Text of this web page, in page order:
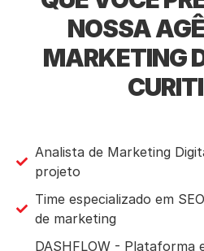
NOSSA
MARKETING
Analista de Marketing
projeto
Time especializado em
de marketing
DASHFLOW - Plataforma